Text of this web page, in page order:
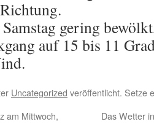
gering
auf 15 bis 11
Uncategorized veröffentlicht. Setze
am Mittwoch,
Das Wetter